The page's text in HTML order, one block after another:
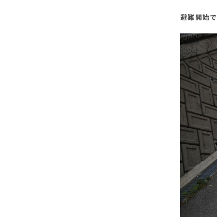
避難開始で